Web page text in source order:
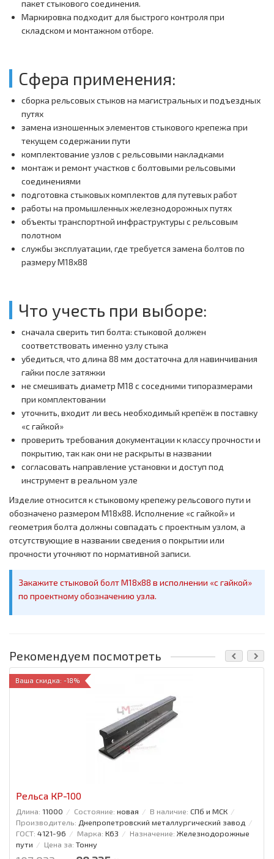
пакет стыкового соединения.
Маркировка подходит для быстрого контроля при
складском и монтажном отборе.
Сфера применения:
сборка рельсовых стыков на магистральных и подъездных
путях
замена изношенных элементов стыкового крепежа при
текущем содержании пути
комплектование узлов с рельсовыми накладками
монтаж и ремонт участков с болтовыми рельсовыми
соединениями
подготовка стыковых комплектов для путевых работ
работы на промышленных железнодорожных путях
объекты транспортной инфраструктуры с рельсовым
полотном
службы эксплуатации, где требуется замена болтов по
размеру M18х88
Что учесть при выборе:
сначала сверить тип болта: стыковой должен
соответствовать именно узлу стыка
убедиться, что длина 88 мм достаточна для навинчивания
гайки после затяжки
не смешивать диаметр M18 с соседними типоразмерами
при комплектовании
уточнить, входит ли весь необходимый крепёж в поставку
«с гайкой»
проверить требования документации к классу прочности и
покрытию, так как они не раскрыты в названии
согласовать направление установки и доступ под
инструмент в реальном узле
Изделие относится к стыковому крепежу рельсового пути и
обозначено размером M18х88. Исполнение «с гайкой» и
геометрия болта должны совпадать с проектным узлом, а
отсутствующие в названии сведения о покрытии или
прочности уточняют по нормативной записи.
Закажите стыковой болт M18х88 в исполнении «с гайкой»
по проектному обозначению узла.
Рекомендуем посмотреть
Ваша скидка: -18%
Рельса КР-100
Длина: 11000 Состояние: новая В наличие: СПб и МСК
Производитель: Днепропетровский металлургический завод
ГОСТ: 4121-96 Марка: К63 Назначение: Железнодорожные
пути
Цена за: Тонну